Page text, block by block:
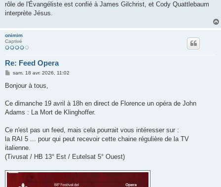
rôle de l'Évangéliste est confié à James Gilchrist, et Cody Quattlebaum
interprète Jésus.
onimim
Captivé
Re: Feed Opera
M
s
g
sam. 18 avr. 2026, 11:02
Bonjour à tous,
Ce dimanche 19 avril à 18h en direct de Florence un opéra de John
Adams : La Mort de Klinghoffer.
Ce n'est pas un feed, mais cela pourrait vous intéresser sur :
la RAI 5 ... pour qui peut recevoir cette chaine régulière de la TV
italienne.
(Tivusat / HB 13° Est / Eutelsat 5° Ouest)